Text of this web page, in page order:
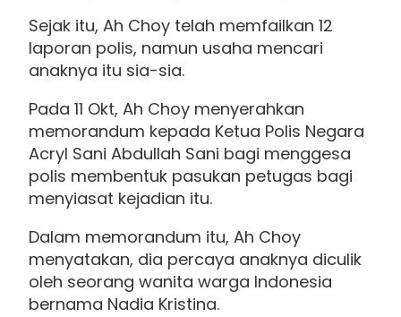
Sejak itu, Ah Choy telah memfailkan 12
laporan polis, namun usaha mencari
anaknya itu sia-sia.
Pada 11 Okt, Ah Choy menyerahkan
memorandum kepada Ketua Polis Negara
Acryl Sani Abdullah Sani bagi menggesa
polis membentuk pasukan petugas bagi
menyiasat kejadian itu.
Dalam memorandum itu, Ah Choy
menyatakan, dia percaya anaknya diculik
oleh seorang wanita warga Indonesia
bernama Nadia Kristina.